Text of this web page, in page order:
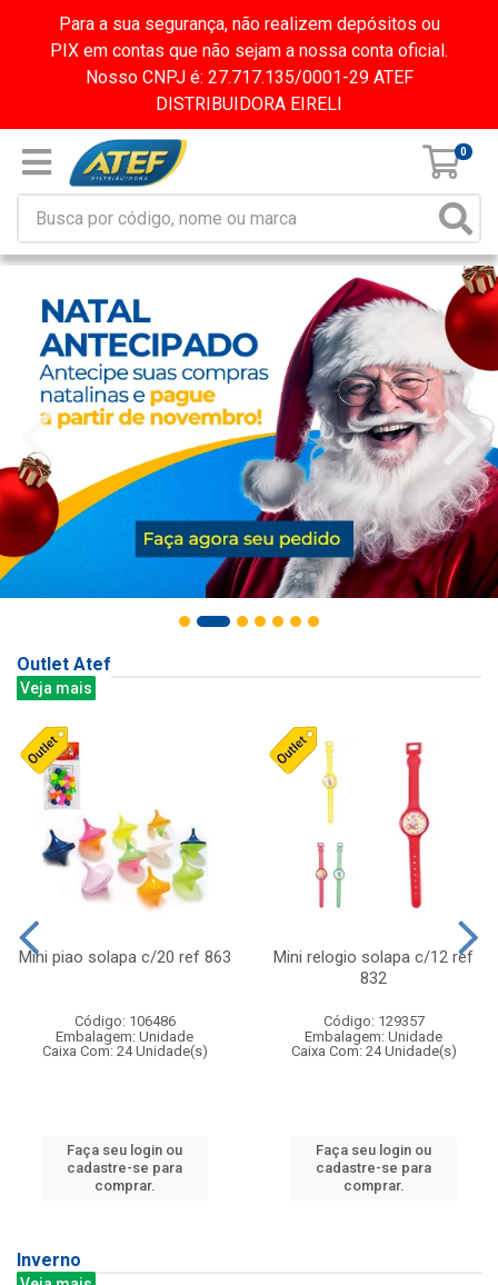
Para a sua segurança, não realizem depósitos ou
PIX em contas que não sejam a nossa conta oficial.
Nosso CNPJ é: 27.717.135/0001-29 ATEF
DISTRIBUIDORA EIRELI
0
Outlet Atef
Veja mais
Mini piao solapa c/20 ref 863
Código: 106486
Embalagem: Unidade
Caixa Com: 24 Unidade(s)
Faça seu login ou
cadastre-se para
comprar.
Mini relogio solapa c/12 ref
832
Código: 129357
Embalagem: Unidade
Caixa Com: 24 Unidade(s)
Faça seu login ou
cadastre-se para
comprar.
Inverno